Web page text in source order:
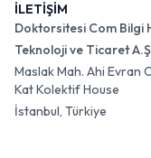
İLETİŞİM
Doktorsitesi Com Bilgi
Teknoloji ve Ticaret
Maslak Mah. Ahi Evran
Kat Kolektif House
İstanbul, Türkiye